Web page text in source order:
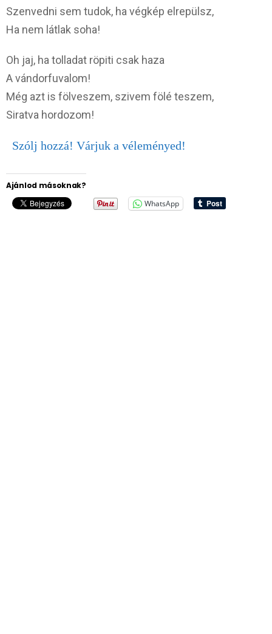
Szenvedni sem tudok, ha végkép elrepülsz,
Ha nem látlak soha!
Oh jaj, ha tolladat röpiti csak haza
A vándorfuvalom!
Még azt is fölveszem, szivem fölé teszem,
Siratva hordozom!
Szólj hozzá! Várjuk a véleményed!
Ajánlod másoknak?
WhatsApp